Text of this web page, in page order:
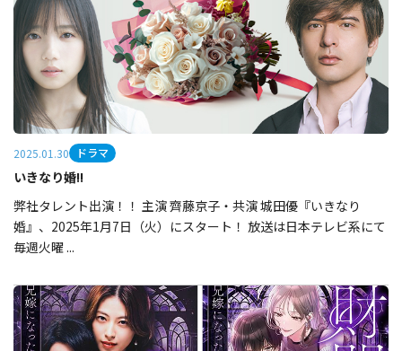
2025.01.30 ドラマ
いきなり婚!!
弊社タレント出演！！ 主演 齊藤京子・共演 城田優『いきなり
婚』、2025年1月7日（火）にスタート！ 放送は日本テレビ系にて
毎週火曜 ...